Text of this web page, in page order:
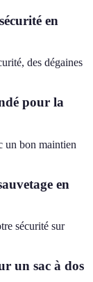
en
des dégaines
pour la
un bon maintien
en
sécurité sur
un sac à dos